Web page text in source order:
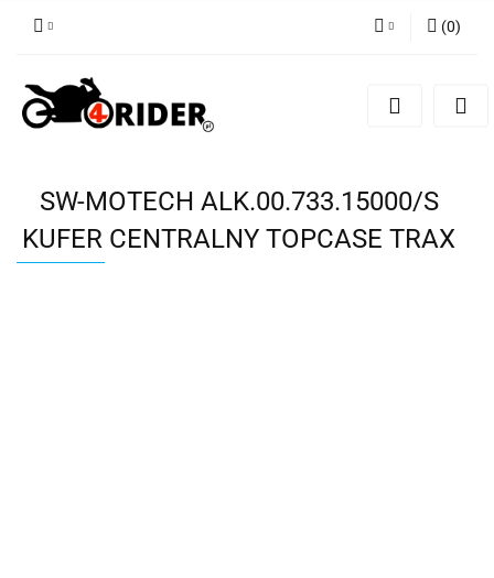
Zarejestruj się
(0)
SW-MOTECH ALK.00.733.15000/S
KUFER CENTRALNY TOPCASE TRAX